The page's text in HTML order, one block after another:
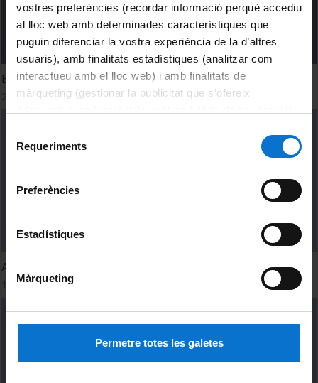
vostres preferències (recordar informació perquè accediu
al lloc web amb determinades característiques que
puguin diferenciar la vostra experiència de la d’altres
usuaris), amb finalitats estadístiques (analitzar com
interactueu amb el lloc web) i amb finalitats de
màrqueting (gestionar la publicitat que s’ofereix
consultar laPolítica de galetes del lloc web de la
Requeriments
Preferències
Estadístiques
Màrqueting
Permetre totes les galetes
Educació afectiva i sexual en la infància i l'adolescencia
22 març, 2023
Acogimiento residencial con perspectiva de género
13 març, 2023